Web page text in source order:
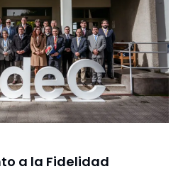
a la Fidelidad